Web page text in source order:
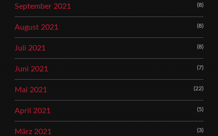
September 2021 (8)
August 2021 (8)
Juli 2021 (8)
Juni 2021 (7)
Mai 2021 (22)
April 2021 (5)
März 2021 (3)